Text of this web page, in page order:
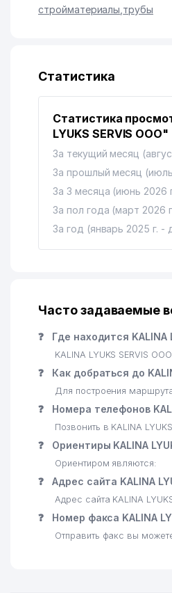
стройматериалы трубы
Статистика
Статистика
LYUKS SERVIS ООО"
За текущий месяц
За прошлый месяц
За 3 месяца (июнь 2026
За пол года (март 2026
За год (январь 2025 г. -
Часто задаваемые
❓ Где находится KALINA
KALINA LYUKS SERVIS
❓ Как добраться до
Для построения
❓ Номера телефонов
Позвонить в KALINA
❓ Ориентиры KALINA
Ориентиром являются:
❓ Адрес сайта KALINA
Адрес сайта KALINA
❓ Номер факса KALINA
Отправить факс вы